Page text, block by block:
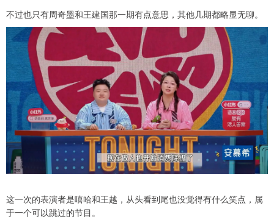
不过也只有周奇墨和王建国那一期有点意思，其他几期都略显无聊。
这一次的表演者是嘻哈和王越，从头看到尾也没觉得有什么笑点，属
于一个可以跳过的节目。